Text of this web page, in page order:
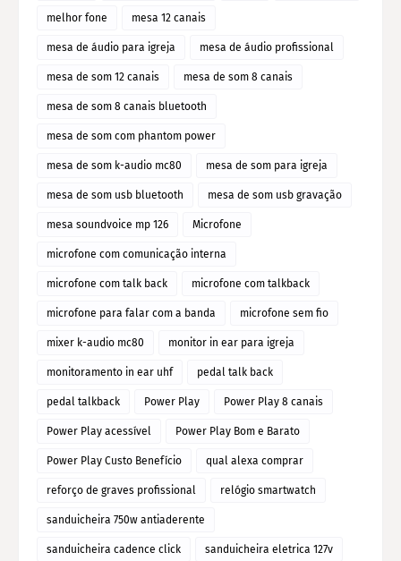
melhor fone mesa 12 canais
mesa de áudio para igreja mesa de áudio profissional
mesa de som 12 canais mesa de som 8 canais
mesa de som 8 canais bluetooth
mesa de som com phantom power
mesa de som k-audio mc80 mesa de som para igreja
mesa de som usb bluetooth mesa de som usb gravação
mesa soundvoice mp 126 Microfone
microfone com comunicação interna
microfone com talk back microfone com talkback
microfone para falar com a banda microfone sem fio
mixer k-audio mc80 monitor in ear para igreja
monitoramento in ear uhf pedal talk back
pedal talkback Power Play Power Play 8 canais
Power Play acessível Power Play Bom e Barato
Power Play Custo Benefício qual alexa comprar
reforço de graves profissional relógio smartwatch
sanduicheira 750w antiaderente
sanduicheira cadence click sanduicheira eletrica 127v